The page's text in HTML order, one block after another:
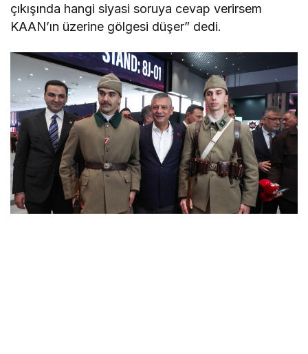
çıkışında hangi siyasi soruya cevap verirsem
KAAN’ın üzerine gölgesi düşer” dedi.